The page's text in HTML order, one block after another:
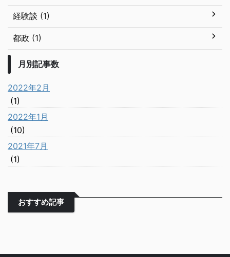
経験談 (1)
都政 (1)
月別記事数
2022年2月
(1)
2022年1月
(10)
2021年7月
(1)
おすすめ記事